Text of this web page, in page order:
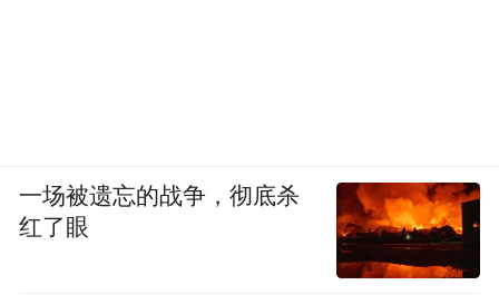
一场被遗忘的战争，彻底杀
红了眼